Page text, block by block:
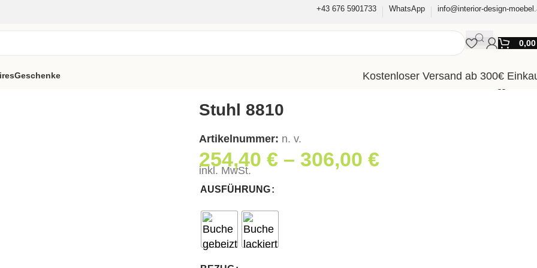
+43 676 5901733 WhatsApp info@interior-design-
Geschenke
Kostenloser Versand ab 300€
Stuhl 8810
Artikelnummer: n. v.
254,40 €– 306,00 €
inkl. MwSt.
AUSFÜHRUNG